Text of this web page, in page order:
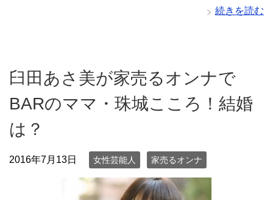
続きを読む
臼田あさ美が家売るオンナで
BARのママ・珠城こころ！結婚
は？
2016年7月13日 女性芸能人 家売るオンナ